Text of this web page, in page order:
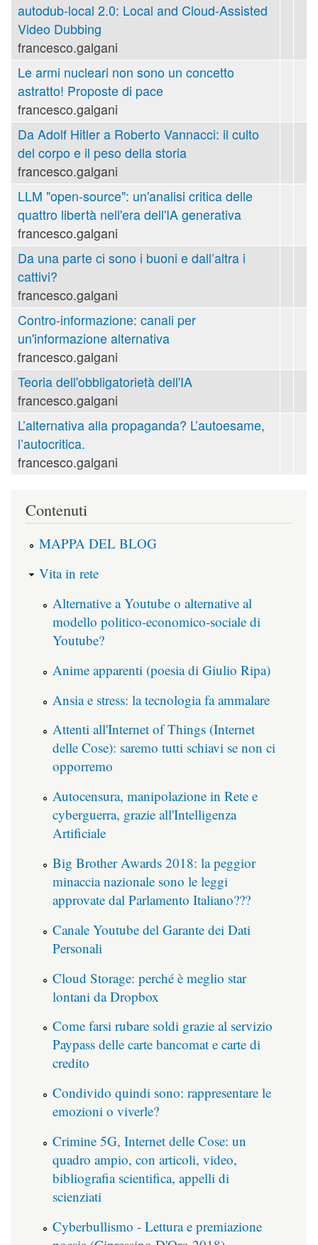
autodub-local 2.0: Local and Cloud-Assisted
Video Dubbing
francesco.galgani
Le armi nucleari non sono un concetto
astratto! Proposte di pace
francesco.galgani
Da Adolf Hitler a Roberto Vannacci: il culto
del corpo e il peso della storia
francesco.galgani
LLM "open-source": un'analisi critica delle
quattro libertà nell'era dell'IA generativa
francesco.galgani
Da una parte ci sono i buoni e dall’altra i
cattivi?
francesco.galgani
Contro-informazione: canali per
un'informazione alternativa
francesco.galgani
Teoria dell'obbligatorietà dell'IA
francesco.galgani
L’alternativa alla propaganda? L’autoesame,
l’autocritica.
francesco.galgani
Contenuti
MAPPA DEL BLOG
Vita in rete
Alternative a Youtube o alternative al
modello politico-economico-sociale di
Youtube?
Anime apparenti (poesia di Giulio Ripa)
Ansia e stress: la tecnologia fa ammalare
Attenti all'Internet of Things (Internet
delle Cose): saremo tutti schiavi se non ci
opporremo
Autocensura, manipolazione in Rete e
cyberguerra, grazie all'Intelligenza
Artificiale
Big Brother Awards 2018: la peggior
minaccia nazionale sono le leggi
approvate dal Parlamento Italiano???
Canale Youtube del Garante dei Dati
Personali
Cloud Storage: perché è meglio star
lontani da Dropbox
Come farsi rubare soldi grazie al servizio
Paypass delle carte bancomat e carte di
credito
Condivido quindi sono: rappresentare le
emozioni o viverle?
Crimine 5G, Internet delle Cose: un
quadro ampio, con articoli, video,
bibliografia scientifica, appelli di
scienziati
Cyberbullismo - Lettura e premiazione